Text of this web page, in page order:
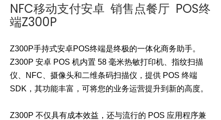
NFC移动支付安卓 销售点餐厅 POS终
端Z300P
Z300P手持式安卓POS终端是终极的一体化商务助手。
Z300P 安卓 POS 机内置 58 毫米热敏打印机、指纹扫描
仪、NFC、摄像头和二维条码扫描仪，提供 POS 终端
SDK，其功能丰富，可将您的业务运营提升到新的高度。
Z300P 不仅具有成本效益，还与流行的 POS 应用程序兼